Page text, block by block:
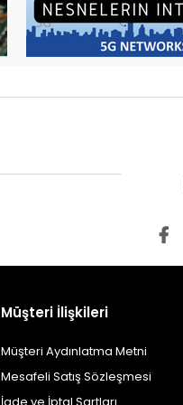
Müşteri İlişkileri
Müşteri Aydınlatma Metni
Mesafeli Satış Sözleşmesi
İade ve İptal Şartları